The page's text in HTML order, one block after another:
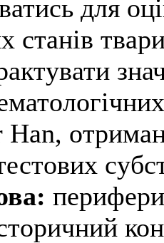
для
станів